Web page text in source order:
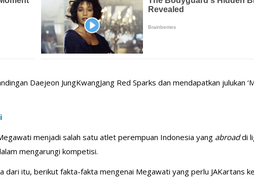
Daejeon JungKwangJang Red Sparks dan mendapatkan julukan
menjadi salah satu atlet perempuan Indonesia yang abroaddi
mengarungi kompetisi.
dari itu, berikut fakta-fakta mengenai Megawati yang perlu JAKartans